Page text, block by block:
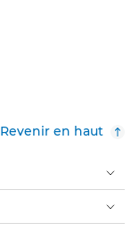
Revenir en haut